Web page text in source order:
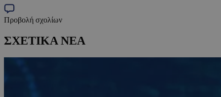
Προβολή σχολίων
ΣΧΕΤΙΚΑ ΝΕΑ